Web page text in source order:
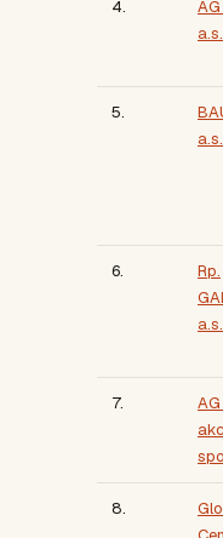
4.
AG
a.s.
5.
a.s.
6.
Rp.
a.s.
7.
8.